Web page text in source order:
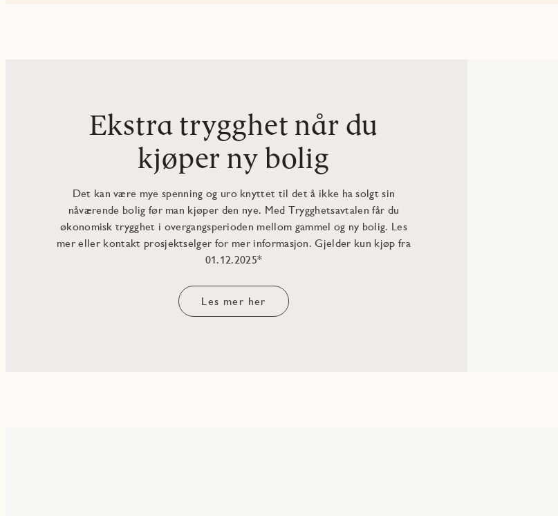
Ekstra trygghet når du
kjøper ny bolig
Det kan være mye spenning og uro knyttet til det å ikke ha solgt sin
nåværende bolig før man kjøper den nye. Med Trygghetsavtalen får du
økonomisk trygghet i overgangsperioden mellom gammel og ny bolig. Les
mer eller kontakt prosjektselger for mer informasjon. Gjelder kun kjøp fra
01.12.2025*
Les mer her